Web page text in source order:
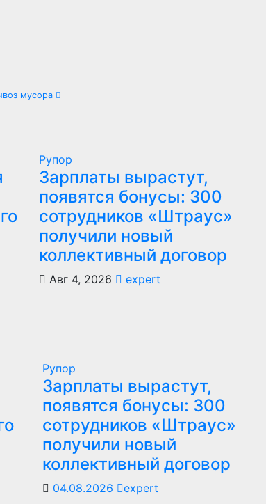
мусора
Рупор
Зарплаты вырастут,
появятся бонусы: 300
сотрудников «Штраус»
получили новый
коллективный договор
Авг 4, 2026 expert
Рупор
Зарплаты вырастут,
появятся бонусы: 300
сотрудников «Штраус»
получили новый
коллективный договор
04.08.2026 expert